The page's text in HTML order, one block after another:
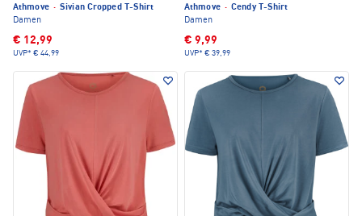
Athmove · Sivian Cropped T-Shirt
Damen
€ 12,99
UVP* € 44,99
Athmove · Cendy T-Shirt
Damen
€ 9,99
UVP* € 39,99